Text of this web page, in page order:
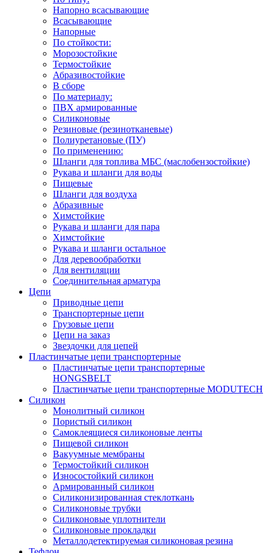
Напорно всасывающие
Всасывающие
Напорные
По стойкости:
Морозостойкие
Термостойкие
Абразивостойкие
В сборе
По материалу:
ПВХ армированные
Силиконовые
Резиновые (резинотканевые)
Полиуретановые (ПУ)
По применению:
Шланги для топлива МБС (маслобензостойкие)
Рукава и шланги для воды
Пищевые
Шланги для воздуха
Абразивные
Химстойкие
Рукава и шланги для пара
Химстойкие
Рукава и шланги остальное
Для деревообработки
Для вентиляции
Соединительная арматура
Цепи
Приводные цепи
Транспортерные цепи
Грузовые цепи
Цепи на заказ
Звездочки для цепей
Пластинчатые цепи транспортерные
Пластинчатые цепи транспортерные
HONGSBELT
Пластинчатые цепи транспортерные MODUTECH
Силикон
Монолитный силикон
Пористый силикон
Самоклеящиеся силиконовые ленты
Пищевой силикон
Вакуумные мембраны
Термостойкий силикон
Износостойкий силикон
Армированный силикон
Силиконизированная стеклоткань
Силиконовые трубки
Силиконовые уплотнители
Силиконовые прокладки
Металлодетектируемая силиконовая резина